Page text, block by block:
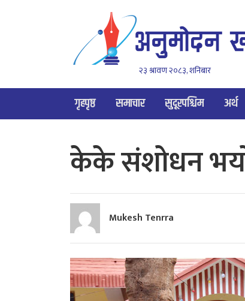
२३ श्रावण २०८३, शनिबार
गृहपृष्ठ समाचार सुदूरपश्चिम अर्थ
केके संशोधन
Mukesh Tenrra